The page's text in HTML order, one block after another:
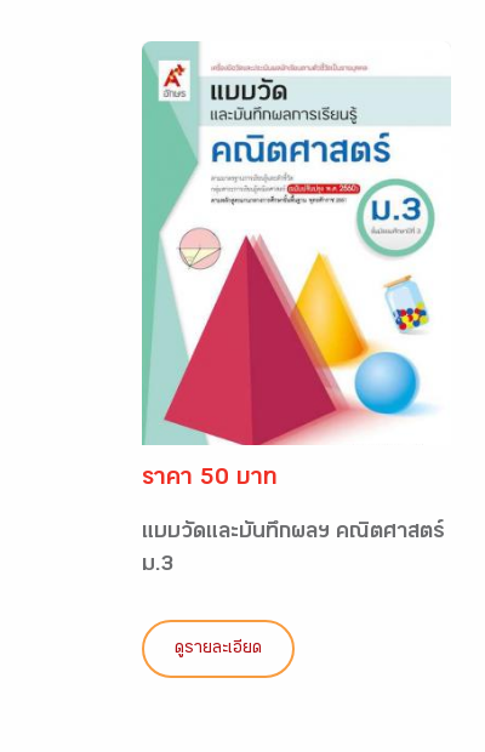
ราคา 50 บาท
แบบวัดและบันทึกผลฯ คณิตศาสตร์
ม.3
ดูรายละเอียด